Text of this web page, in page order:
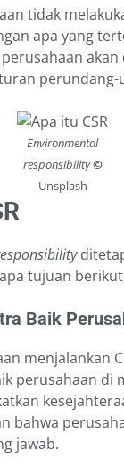
tidak
apa yang
perundang-
Environmental
responsibility©
Unsplash
tujuan
Baik
menjalankan
perusahaan di
bahwa
jawab.